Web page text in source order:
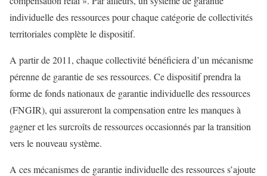
individuelle des ressources pour chaque catégorie de collectivités
territoriales complète le dispositif.
A partir de 2011, chaque collectivité bénéficiera d’un mécanisme
pérenne de garantie de ses ressources. Ce dispositif prendra la
forme de fonds nationaux de garantie individuelle des ressources
(FNGIR), qui assureront la compensation entre les manques à
gagner et les surcroîts de ressources occasionnés par la transition
vers le nouveau système.
A ces mécanismes de garantie individuelle des ressources s’ajoute